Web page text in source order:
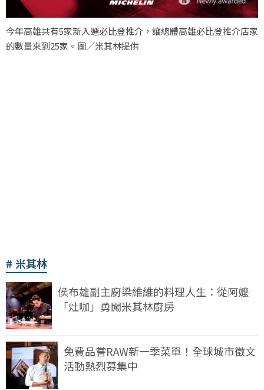
今年高雄共有5家新入選必比登推介，讓總體高雄必比登推介店家
的數量來到25家。圖／米其林提供
米其林
侯布雄副主廚梁維維的料理人生：從阿嬤
「灶咖」勇闖米其林廚房
免費品嘗RAW新一季菜單！全球城市徵文
活動熱烈募集中